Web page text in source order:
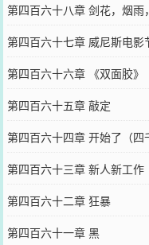
第四百六十八章 剑花，烟雨
第四百六十七章 威尼斯电影
第四百六十六章 《双面胶》
第四百六十五章 敲定
第四百六十四章 开始了（四
第四百六十三章 新人新工作
第四百六十二章 狂暴
第四百六十一章 黑